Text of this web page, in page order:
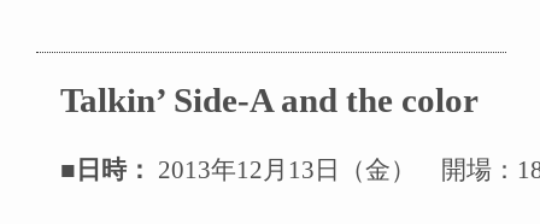
Talkin’ Side-A and the color
■日時： 2013年12月13日（金） 開場：